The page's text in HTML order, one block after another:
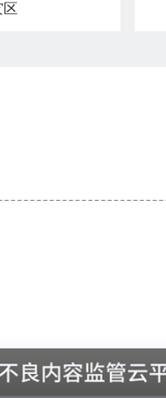
区